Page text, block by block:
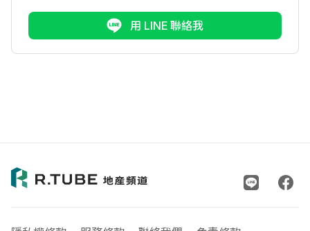
用 LINE 聯絡我